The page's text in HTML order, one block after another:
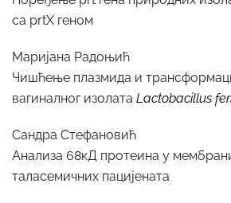
са prtХ геном
Маријана Радоњић
Чишћење плазмида и
вагиналног изолата Lactobacillus
Сандра Стефановић
Анализа 68кД протеина у
таласемичних пацијената